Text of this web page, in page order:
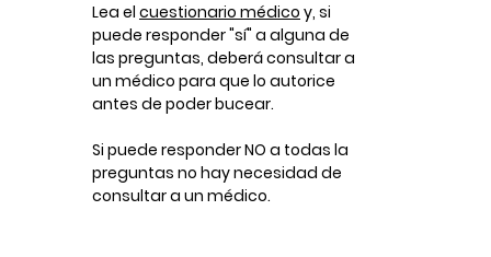
Lea el cuestionario médico y, si
puede responder "sí" a alguna de
las preguntas, deberá consultar a
un médico para que lo autorice
antes de poder bucear.
Si puede responder NO a todas la
preguntas no hay necesidad de
consultar a un médico.